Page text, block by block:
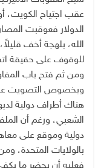
عقب اجتياح الكويت،
الدولار فعوقبت
الله، بلهجة أخف
للوقوف على حقيقة
ومن ثم فتح باب
وبخصوص التصويت
هناك أطراف دولية
الشعبي، ورغم أن
دولية وموقع على
بالولايات المتحدة،
فعليه أن يحضر ما